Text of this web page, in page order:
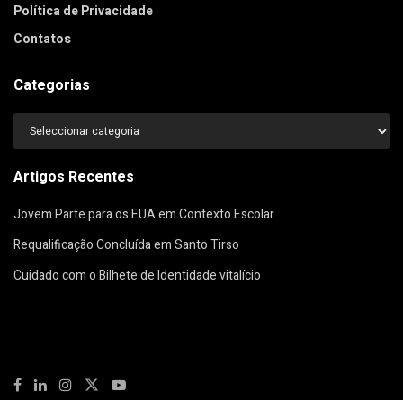
Política de Privacidade
Contatos
Categorias
Categorias
Artigos Recentes
Jovem Parte para os EUA em Contexto Escolar
Requalificação Concluída em Santo Tirso
Cuidado com o Bilhete de Identidade vitalício